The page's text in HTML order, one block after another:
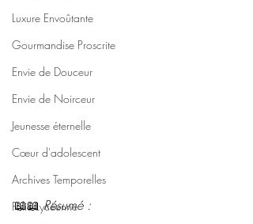
Luxure Envoûtante
Gourmandise Proscrite
Envie de Douceur
Envie de Noirceur
Jeunesse éternelle
Cœur d'adolescent
Archives Temporelles
Folie Lycéenne
📖📖 Résumé :